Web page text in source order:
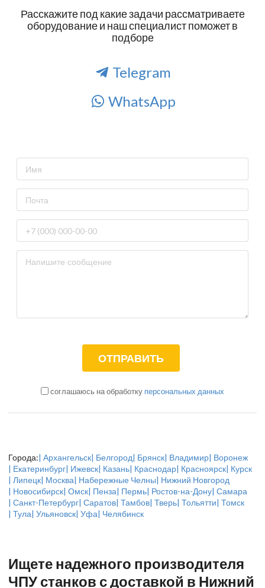
Расскажите под какие задачи рассматриваете
оборудование и наш специалист поможет в
подборе
Telegram
WhatsApp
соглашаюсь на обработку персональных данных
Города:| Архангельск| Белгород| Брянск| Владимир| Воронеж
| Екатеринбург| Ижевск| Казань| Краснодар| Красноярск| Курск
| Липецк| Москва| Набережные Челны| Нижний Новгород
| Новосибирск| Омск| Пенза| Пермь| Ростов-на-Дону| Самара
| Санкт-Петербург| Саратов| Тамбов| Тверь| Тольятти| Томск
| Тула| Ульяновск| Уфа| Челябинск
Ищете надежного производителя
ЧПУ станков с доставкой в Нижний